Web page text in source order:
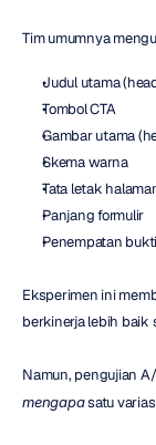
Tim umumnya
Judul utama
Tombol CTA
Gambar utama
Skema warna
Tata letak
Panjang formulir
Penempatan
Eksperimen ini
berkinerja lebih baik
mengapa satu